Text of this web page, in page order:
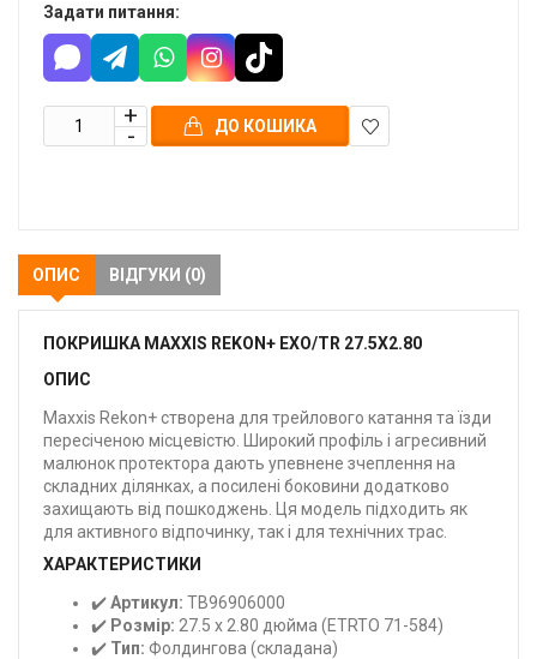
Задати питання:
ДО КОШИКА
ОПИС ВІДГУКИ (0)
ПОКРИШКА MAXXIS REKON+ EXO/TR 27.5X2.80
ОПИС
Maxxis Rekon+ створена для трейлового катання та їзди
пересіченою місцевістю. Широкий профіль і агресивний
малюнок протектора дають упевнене зчеплення на
складних ділянках, а посилені боковини додатково
захищають від пошкоджень. Ця модель підходить як
для активного відпочинку, так і для технічних трас.
ХАРАКТЕРИСТИКИ
✔️Артикул: TB96906000
✔️ Розмір: 27.5 x 2.80 дюйма (ETRTO 71-584)
✔️ Тип: Фолдингова (складана)